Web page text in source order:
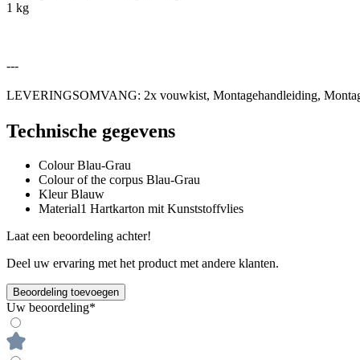
1 kg
---
LEVERINGSOMVANG: 2x vouwkist, Montagehandleiding,
Technische gegevens
Colour Blau-Grau
Colour of the corpus Blau-Grau
Kleur Blauw
Material1 Hartkarton mit Kunststoffvlies
Laat een beoordeling achter!
Deel uw ervaring met het product met andere klanten.
Beoordeling toevoegen
Uw beoordeling*